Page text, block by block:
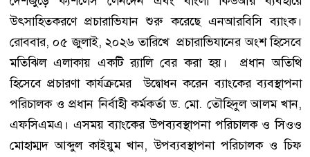
উৎসাহিতকরণে প্রচারাভিযান শুরু করেছে এনআরবিসি ব্যাংক।
রোববার, ০৫ জুলাই, ২০২৬ তারিখে প্রচারাভিযানের অংশ হিসেবে
মতিঝিল এলাকায় একটি র‌্যালি বের করা হয়। প্রধান অতিথি
হিসেবে প্রচারণা কার্যক্রমের উদ্বোধন করেন ব্যাংকের ব্যবস্থাপনা
পরিচালক ও প্রধান নির্বাহী কর্মকর্তা ড. মো. তৌহিদুল আলম খান,
এফসিএমএ। এসময় ব্যাংকের উপব্যবস্থাপনা পরিচালক ও সিওও
মোহাম্মদ আব্দুল কাইয়ুম খান, উপব্যবস্থাপনা পরিচালক ও চিফ